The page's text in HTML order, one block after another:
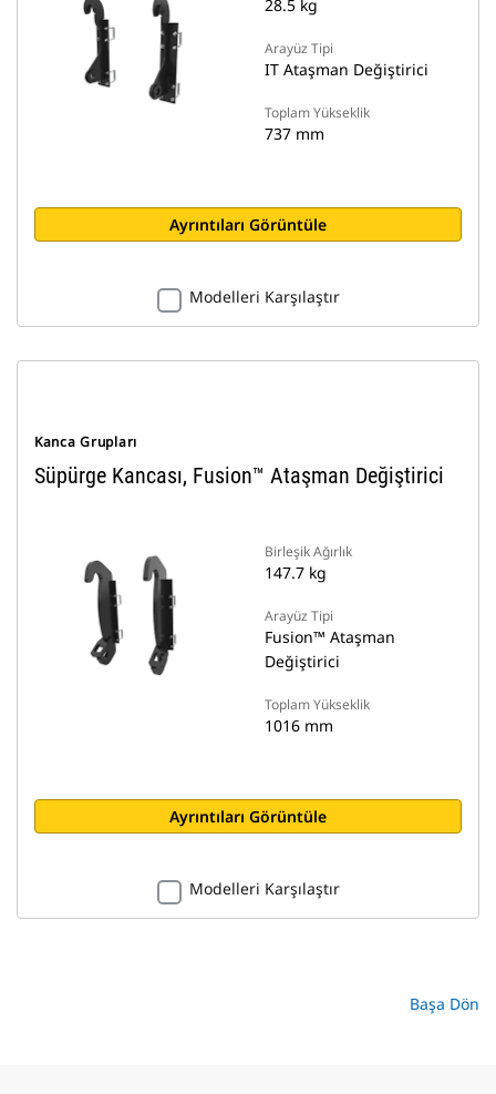
28.5 kg
Arayüz Tipi
IT Ataşman Değiştirici
Toplam Yükseklik
737 mm
Ayrıntıları Görüntüle
Modelleri Karşılaştır
Kanca Grupları
Süpürge Kancası, Fusion™ Ataşman Değiştirici
Birleşik Ağırlık
147.7 kg
Arayüz Tipi
Fusion™ Ataşman
Değiştirici
Toplam Yükseklik
1016 mm
Ayrıntıları Görüntüle
Modelleri Karşılaştır
Başa Dön